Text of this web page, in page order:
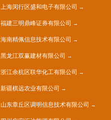
上海闵行区盛和电子有限公司
福建三明鼎峰证券有限公司
海南精佩信息技术有限公司
黑龙江双赢建材有限公司
浙江余杭区联华化工有限公司
新疆棋远农业有限公司
山东章丘区调明信息技术有限公司